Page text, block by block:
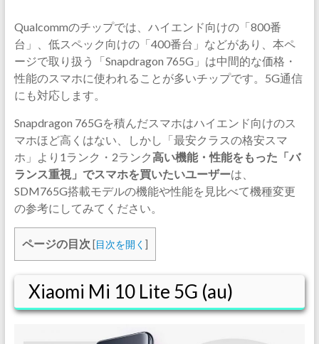
Qualcommのチップでは、ハイエンド向けの「800番
台」、低スペック向けの「400番台」などがあり、本ペ
ージで取り扱う「Snapdragon 765G」は中間的な価格・
性能のスマホに使われることが多いチップです。5G通信
にも対応します。
Snapdragon 765Gを積んだスマホはハイエンド向けのス
マホほど高くはない、しかし「最安クラスの格安スマ
ホ」より1ランク・2ランク高い機能・性能をもった「バ
ランス重視」でスマホを買いたいユーザーは、
SDM765G搭載モデルの機能や性能を見比べて機種変更
の参考にしてみてください。
ページの目次 [目次を開く ]
Xiaomi Mi 10 Lite 5G (au)